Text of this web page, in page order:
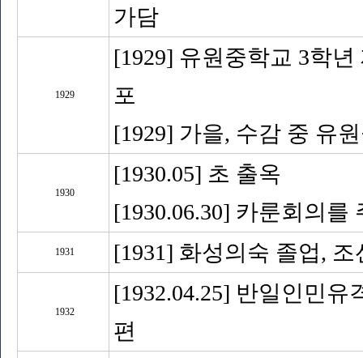
가담
1929
[1929] 유원중학교 3학
포
[1929] 가을, 수감 중 유
1930
[1930.05] 초 출옥
[1930.06.30] 카룬회의
1931 [1931] 화성의숙 졸업,
1932
[1932.04.25] 반일인민
편